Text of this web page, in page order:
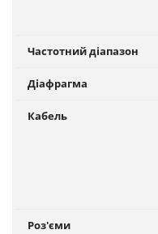
Частотний діапазон
Діафрагма
Кабель
Роз'єми